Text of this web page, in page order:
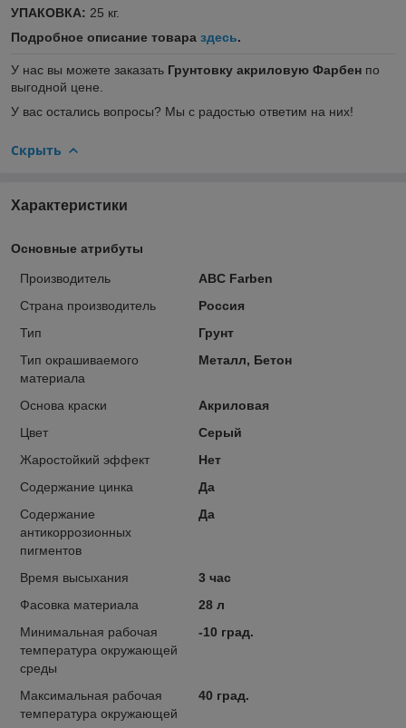
УПАКОВКА: 25 кг.
Подробное описание товара здесь.
У нас вы можете заказать Грунтовку акриловую Фарбен по
выгодной цене.
У вас остались вопросы? Мы с радостью ответим на них!
Скрыть
Характеристики
Основные атрибуты
Производитель
ABC Farben
Страна производитель
Россия
Тип
Грунт
Тип окрашиваемого
материала
Металл, Бетон
Основа краски
Акриловая
Цвет
Серый
Жаростойкий эффект
Нет
Содержание цинка
Да
Содержание
антикоррозионных
пигментов
Да
Время высыхания
3 час
Фасовка материала
28 л
Минимальная рабочая
температура окружающей
среды
-10 град.
Максимальная рабочая
температура окружающей
40 град.